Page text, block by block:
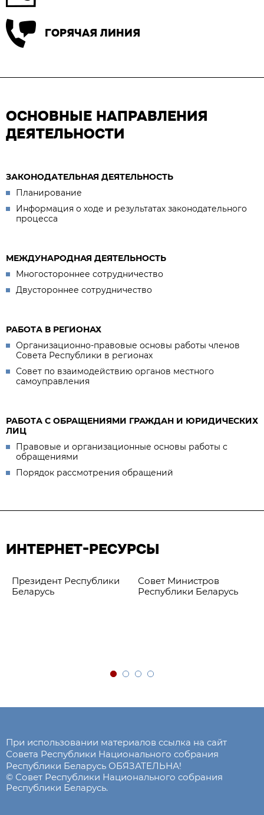
ГОРЯЧАЯ ЛИНИЯ
ОСНОВНЫЕ НАПРАВЛЕНИЯ
ДЕЯТЕЛЬНОСТИ
ЗАКОНОДАТЕЛЬНАЯ ДЕЯТЕЛЬНОСТЬ
Планирование
Информация о ходе и результатах законодательного
процесса
МЕЖДУНАРОДНАЯ ДЕЯТЕЛЬНОСТЬ
Многостороннее сотрудничество
Двустороннее сотрудничество
РАБОТА В РЕГИОНАХ
Организационно-правовые основы работы членов
Совета Республики в регионах
Совет по взаимодействию органов местного
самоуправления
РАБОТА С ОБРАЩЕНИЯМИ ГРАЖДАН И ЮРИДИЧЕСКИХ
ЛИЦ
Правовые и организационные основы работы с
обращениями
Порядок рассмотрения обращений
ИНТЕРНЕТ-РЕСУРСЫ
Президент Республики
Беларусь
Совет Министров
Республики Беларусь
При использовании материалов ссылка на сайт
Совета Республики Национального собрания
Республики Беларусь ОБЯЗАТЕЛЬНА!
© Совет Республики Национального собрания
Республики Беларусь.